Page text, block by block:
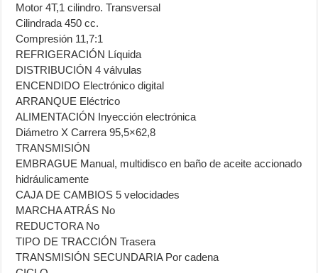
Motor 4T,1 cilindro. Transversal
Cilindrada 450 cc.
Compresión 11,7:1
REFRIGERACIÓN Líquida
DISTRIBUCIÓN 4 válvulas
ENCENDIDO Electrónico digital
ARRANQUE Eléctrico
ALIMENTACIÓN Inyección electrónica
Diámetro X Carrera 95,5×62,8
TRANSMISIÓN
EMBRAGUE Manual, multidisco en baño de aceite accionado
hidráulicamente
CAJA DE CAMBIOS 5 velocidades
MARCHA ATRÁS No
REDUCTORA No
TIPO DE TRACCIÓN Trasera
TRANSMISIÓN SECUNDARIA Por cadena